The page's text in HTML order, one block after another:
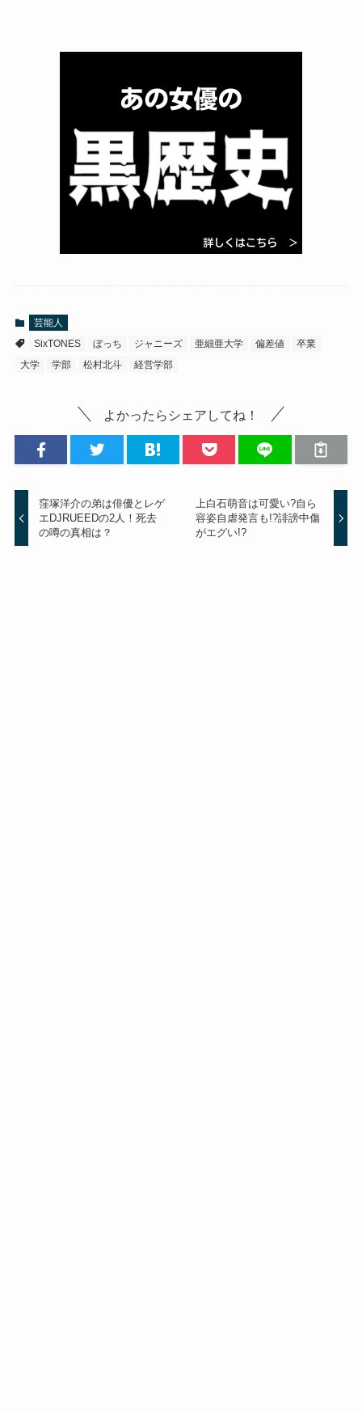
芸能人
SixTONES
ぼっち ジャニーズ 亜細亜大学 偏差値
卒業
大学
学部 松村北斗 経営学部
よかったらシェアしてね！
窪塚洋介の弟は俳優とレゲ
エDJRUEEDの2人！死去
の噂の真相は？
上白石萌音は可愛い?自ら
容姿自虐発言も!?誹謗中傷
がエグい!?